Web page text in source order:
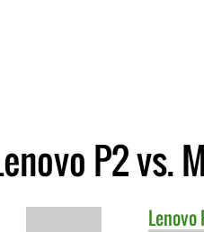
P2 vs.
Lenovo